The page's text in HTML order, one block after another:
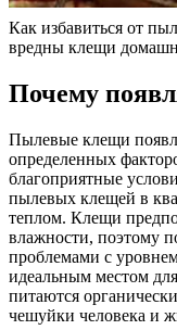
Как избавиться от
вредны клещи
Почему
Пылевые клещи
определенных
благоприятные
пылевых клещей в
теплом. Клещи
влажности, поэтому
проблемами с
идеальным местом
питаются
чешуйки человека и